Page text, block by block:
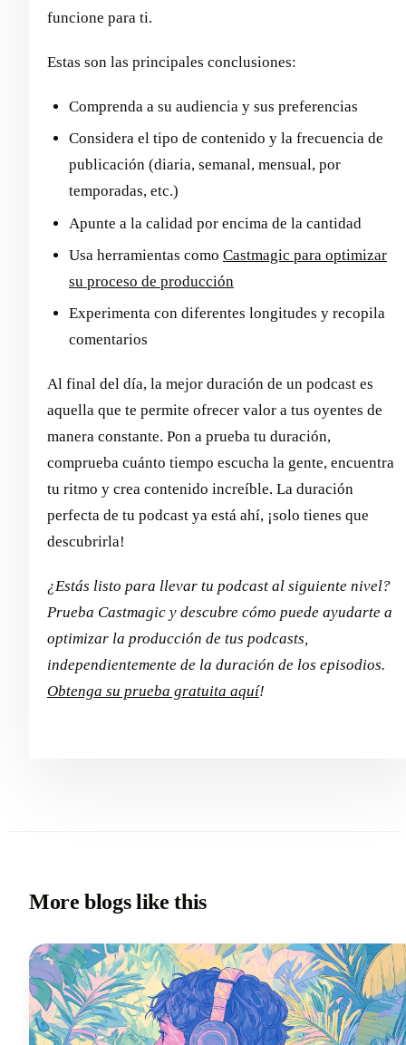
funcione para ti.
Estas son las principales conclusiones:
Comprenda a su audiencia y sus preferencias
Considera el tipo de contenido y la frecuencia de
publicación (diaria, semanal, mensual, por
temporadas, etc.)
Apunte a la calidad por encima de la cantidad
Usa herramientas como Castmagic para optimizar
su proceso de producción
Experimenta con diferentes longitudes y recopila
comentarios
Al final del día, la mejor duración de un podcast es
aquella que te permite ofrecer valor a tus oyentes de
manera constante. Pon a prueba tu duración,
comprueba cuánto tiempo escucha la gente, encuentra
tu ritmo y crea contenido increíble. La duración
perfecta de tu podcast ya está ahí, ¡solo tienes que
descubrirla!
¿Estás listo para llevar tu podcast al siguiente nivel?
Prueba Castmagic y descubre cómo puede ayudarte a
optimizar la producción de tus podcasts,
independientemente de la duración de los episodios.
Obtenga su prueba gratuita aquí!
More blogs like this